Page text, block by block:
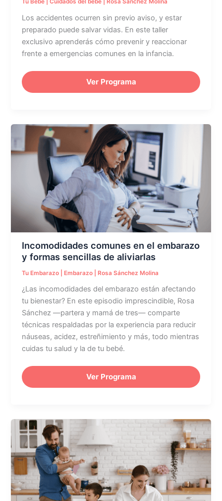
Tu Bebé |Cuidados del bebé Rosa Sánchez Molina
Los accidentes ocurren sin previo aviso, y estar
preparado puede salvar vidas. En este taller
exclusivo aprenderás cómo prevenir y reaccionar
frente a emergencias comunes en la infancia.
Ver Programa
Incomodidades comunes en el embarazo
y formas sencillas de aliviarlas
Tu Embarazo Embarazo Rosa Sánchez Molina
¿Las incomodidades del embarazo están afectando
tu bienestar? En este episodio imprescindible, Rosa
Sánchez —partera y mamá de tres— comparte
técnicas respaldadas por la experiencia para reducir
náuseas, acidez, estreñimiento y más, todo mientras
cuidas tu salud y la de tu bebé.
Incomodidades
comunes
en
el
embarazo
y
formas
sencillas
de
Ver Programa
regreso
al
trabajo:
cómo
organizarse